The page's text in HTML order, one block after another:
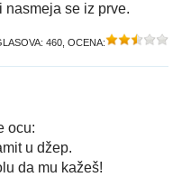
nasmeja se iz prve.
460 , OCENA:
ocu:
u džep.
da mu kažeš!